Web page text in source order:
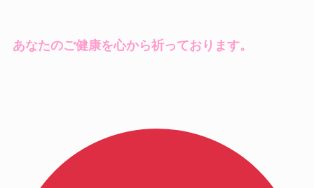
あなたのご健康を心から祈っております。